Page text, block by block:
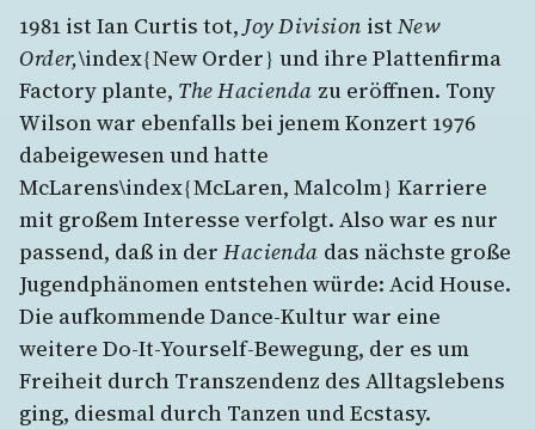
1981 ist Ian Curtis tot, Joy Division ist New
Order,\index{New Order} und ihre Plattenfirma
Factory plante, The Hacienda zu eröffnen. Tony
Wilson war ebenfalls bei jenem Konzert 1976
dabeigewesen und hatte
McLarens\index{McLaren, Malcolm} Karriere
mit großem Interesse verfolgt. Also war es nur
passend, daß in derHacienda das nächste große
Jugendphänomen entstehen würde: Acid House.
Die aufkommende Dance-Kultur war eine
weitere Do-It-Yourself-Bewegung, der es um
Freiheit durch Transzendenz des Alltagslebens
ging, diesmal durch Tanzen und Ecstasy.